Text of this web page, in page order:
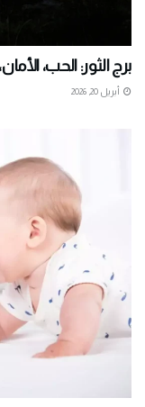
برج الثور: الحب،
أبريل 20, 2026